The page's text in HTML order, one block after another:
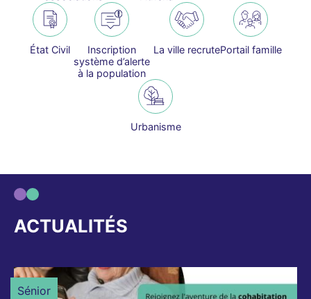
État Civil
Inscription
système d’alerte
à la population
La ville recrutePortail famille
Urbanisme
ACTUALITÉS
Sénior